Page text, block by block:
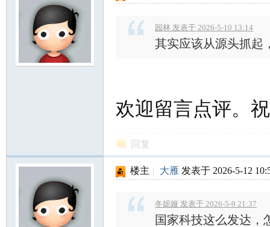
园林 发表于 2026-5-10 13:14
其实应该从源头抓起
欢迎留言点评。
回复
楼主 | 大雁 发表于 2026-5-12
冬妮娅 发表于 2026-5-9 21:37
国家科技这么发达，